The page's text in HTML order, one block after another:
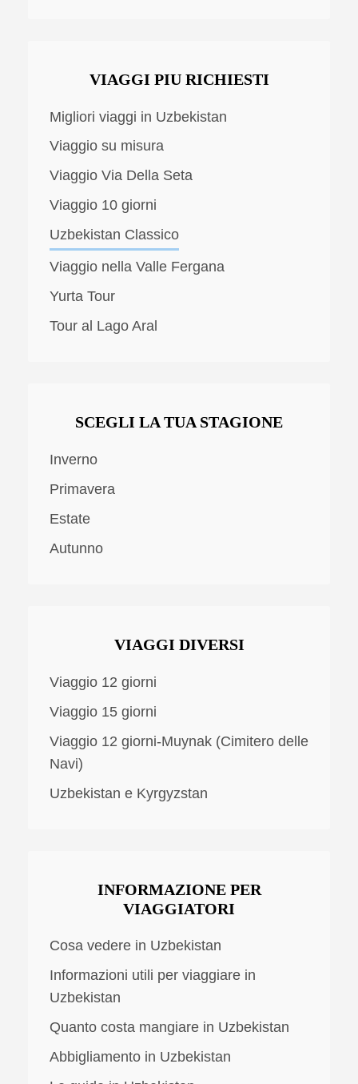
VIAGGI PIU RICHIESTI
Migliori viaggi in Uzbekistan
Viaggio su misura
Viaggio Via Della Seta
Viaggio 10 giorni
Uzbekistan Classico
Viaggio nella Valle Fergana
Yurta Tour
Tour al Lago Aral
SCEGLI LA TUA STAGIONE
Inverno
Primavera
Estate
Autunno
VIAGGI DIVERSI
Viaggio 12 giorni
Viaggio 15 giorni
Viaggio 12 giorni-Muynak (Cimitero delle
Navi)
Uzbekistan e Kyrgyzstan
INFORMAZIONE PER
VIAGGIATORI
Cosa vedere in Uzbekistan
Informazioni utili per viaggiare in
Uzbekistan
Quanto costa mangiare in Uzbekistan
Abbigliamento in Uzbekistan